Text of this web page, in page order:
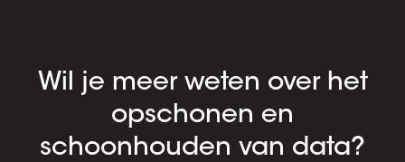
Wil je meer weten over het
opschonen en
schoonhouden van data?